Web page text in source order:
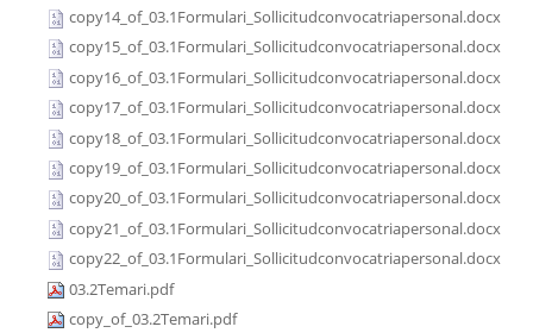
copy14_of_03.1Formulari_Sollicitudconvocatriapersonal.docx
copy15_of_03.1Formulari_Sollicitudconvocatriapersonal.docx
copy16_of_03.1Formulari_Sollicitudconvocatriapersonal.docx
copy17_of_03.1Formulari_Sollicitudconvocatriapersonal.docx
copy18_of_03.1Formulari_Sollicitudconvocatriapersonal.docx
copy19_of_03.1Formulari_Sollicitudconvocatriapersonal.docx
copy20_of_03.1Formulari_Sollicitudconvocatriapersonal.docx
copy21_of_03.1Formulari_Sollicitudconvocatriapersonal.docx
copy22_of_03.1Formulari_Sollicitudconvocatriapersonal.docx
03.2Temari.pdf
copy_of_03.2Temari.pdf